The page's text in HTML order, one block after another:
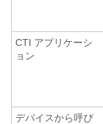
CTI アプリケーシ
ョン
デバイスから呼び